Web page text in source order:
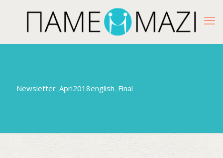
Newsletter_Apri2018english_Final